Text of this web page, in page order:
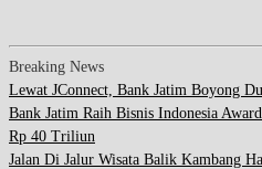
Breaking News
Lewat JConnect, Bank Jatim Boyong
Bank Jatim Raih Bisnis Indonesia
Rp 40 Triliun
Jalan Di Jalur Wisata Balik Kambang